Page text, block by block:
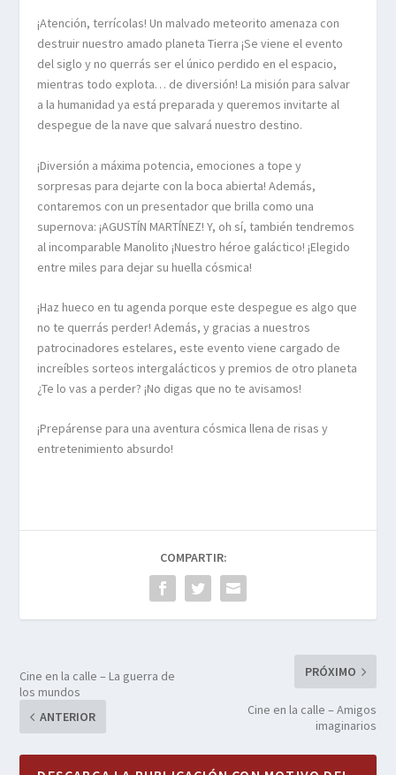
¡Atención, terrícolas! Un malvado meteorito amenaza con
destruir nuestro amado planeta Tierra ¡Se viene el evento
del siglo y no querrás ser el único perdido en el espacio,
mientras todo explota… de diversión! La misión para salvar
a la humanidad ya está preparada y queremos invitarte al
despegue de la nave que salvará nuestro destino.
¡Diversión a máxima potencia, emociones a tope y
sorpresas para dejarte con la boca abierta! Además,
contaremos con un presentador que brilla como una
supernova: ¡AGUSTÍN MARTÍNEZ! Y, oh sí, también tendremos
al incomparable Manolito ¡Nuestro héroe galáctico! ¡Elegido
entre miles para dejar su huella cósmica!
¡Haz hueco en tu agenda porque este despegue es algo que
no te querrás perder! Además, y gracias a nuestros
patrocinadores estelares, este evento viene cargado de
increíbles sorteos intergalácticos y premios de otro planeta
¿Te lo vas a perder? ¡No digas que no te avisamos!
¡Prepárense para una aventura cósmica llena de risas y
entretenimiento absurdo!
COMPARTIR:
Cine en la calle – La guerra de
los mundos
ANTERIOR
PRÓXIMO
Cine en la calle – Amigos
imaginarios